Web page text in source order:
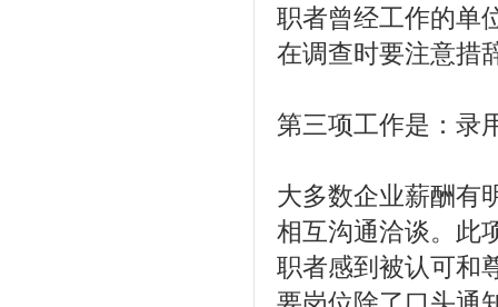
职者曾经工作的单
在调查时要注意措
第三项工作是：录
大多数企业薪酬有
相互沟通洽谈。此
职者感到被认可和